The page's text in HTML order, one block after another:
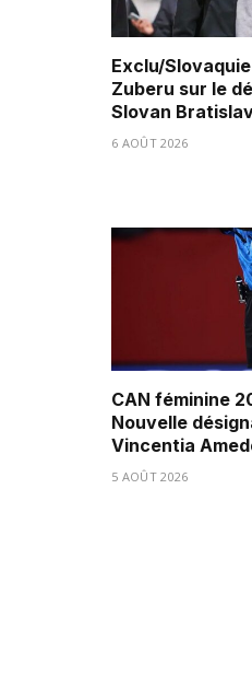
Exclu/
Zuberu sur le
Slovan
6 AOÛT 2026
CAN féminine
Nouvelle
Vincentia
5 AOÛT 2026